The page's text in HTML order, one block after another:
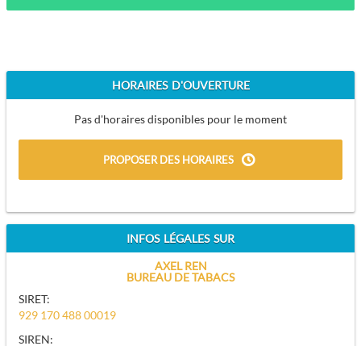
HORAIRES D'OUVERTURE
Pas d'horaires disponibles pour le moment
PROPOSER DES HORAIRES
INFOS LÉGALES SUR
AXEL REN
BUREAU DE TABACS
SIRET:
929 170 488 00019
SIREN: